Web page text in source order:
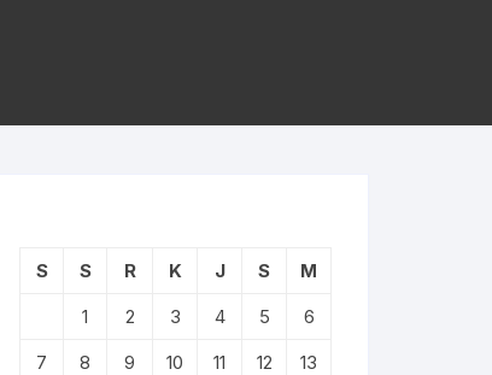
S S R K J S
M
1
2 3 4 5
6
7
8 9 10 11 12
13